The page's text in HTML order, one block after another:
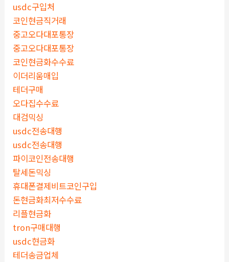
usdc구입처
코인현금직거래
중고오다대포통장
중고오다대포통장
코인현금화수수료
이더리움매입
테더구매
오다집수수료
대검믹싱
usdc전송대행
usdc전송대행
파이코인전송대행
탈세돈믹싱
휴대폰결제비트코인구입
돈현금화최저수수료
리플현금화
tron구매대행
usdc현금화
테더송금업체